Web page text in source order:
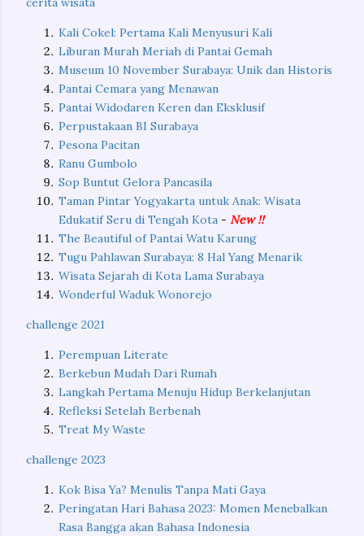
Kali Cokel: Pertama Kali Menyusuri Kali
Liburan Murah Meriah di Pantai Gemah
Museum 10 November Surabaya: Unik dan Historis
Pantai Cemara yang Menawan
Pantai Widodaren Keren dan Eksklusif
Perpustakaan BI Surabaya
Pesona Pacitan
Ranu Gumbolo
Sop Buntut Gelora Pancasila
Taman Pintar Yogyakarta untuk Anak: Wisata
Edukatif Seru di Tengah Kota - New !!
The Beautiful of Pantai Watu Karung
Tugu Pahlawan Surabaya: 8 Hal Yang Menarik
Wisata Sejarah di Kota Lama Surabaya
Wonderful Waduk Wonorejo
challenge 2021
Perempuan Literate
Berkebun Mudah Dari Rumah
Langkah Pertama Menuju Hidup Berkelanjutan
Refleksi Setelah Berbenah
Treat My Waste
challenge 2023
Kok Bisa Ya? Menulis Tanpa Mati Gaya
Peringatan Hari Bahasa 2023: Momen Menebalkan
Rasa Bangga akan Bahasa Indonesia